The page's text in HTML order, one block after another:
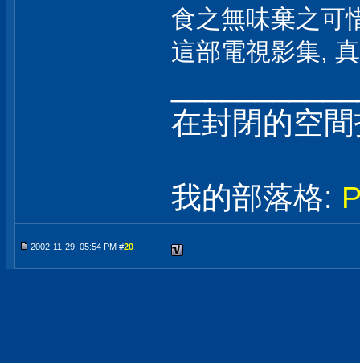
食之無味棄之可
這部電視影集,
在封閉的空
我的部落格:
2002-11-29, 05:54 PM #20